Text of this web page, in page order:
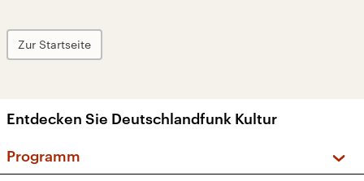
Zur Startseite
Entdecken Sie Deutschlandfunk Kultur
Programm